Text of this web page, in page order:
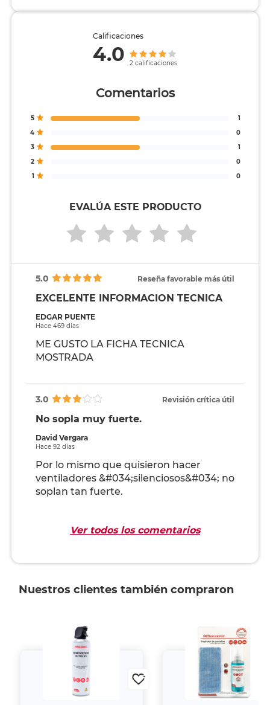
Comentarios
5
1
4
0
3
1
2
0
1
0
Calificaciones
4.0 2 calificaciones
EVALÚA ESTE PRODUCTO
5.0 Reseña favorable más útil
EXCELENTE INFORMACION TECNICA
EDGAR PUENTE
Hace 469 días
ME GUSTO LA FICHA TECNICA
MOSTRADA
3.0 Revisión crítica útil
No sopla muy fuerte.
David Vergara
Hace 92 días
Por lo mismo que quisieron hacer
ventiladores &#034;silenciosos&#034; no
soplan tan fuerte.
Ver todos los comentarios
Nuestros clientes también compraron